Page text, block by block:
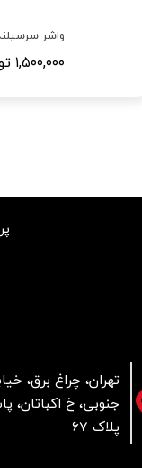
۱,۵۰۰,۰۰۰ تومان
تهران، چراغ برق،
جنوبی، خ اکباتان،
پلاک 67